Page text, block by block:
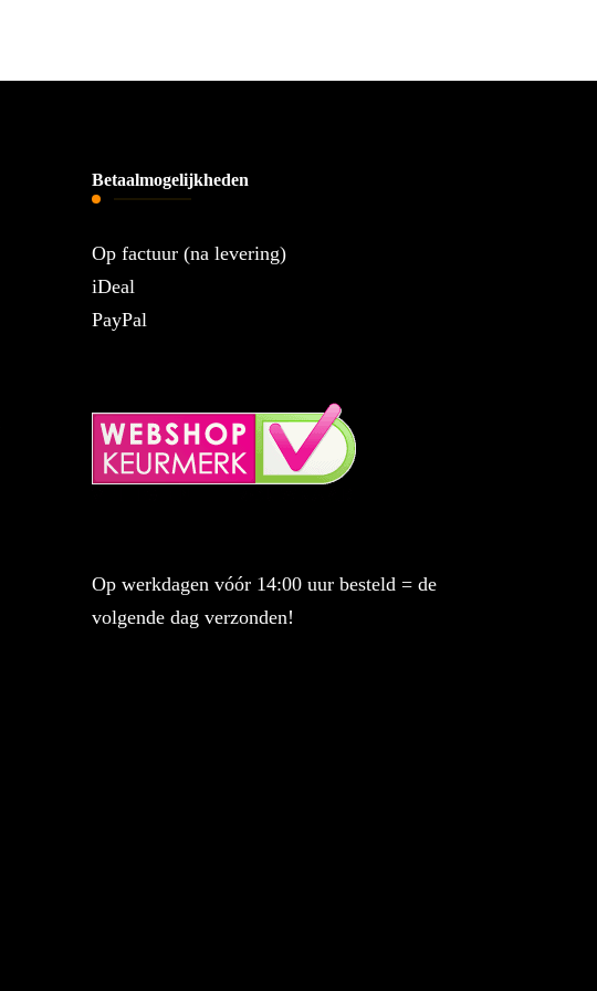
Betaalmogelijkheden
Op factuur (na levering)
iDeal
PayPal
Op werkdagen vóór 14:00 uur besteld = de
volgende dag verzonden!